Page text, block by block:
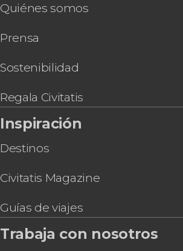
Quiénes somos
Prensa
Sostenibilidad
Regala Civitatis
Inspiración
Destinos
Civitatis Magazine
Guías de viajes
Trabaja con nosotros